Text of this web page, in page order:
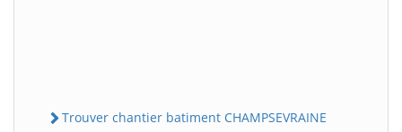
Trouver chantier batiment CHAMPSEVRAINE